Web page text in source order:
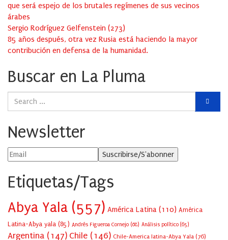
que será espejo de los brutales regímenes de sus vecinos
árabes
Sergio Rodríguez Gelfenstein (273)
85 años después, otra vez Rusia está haciendo la mayor
contribución en defensa de la humanidad.
Buscar en La Pluma
Newsletter
Etiquetas/Tags
Abya Yala (557) América Latina (110) América
Latina-Abya yala (85) Andrés Figueroa Cornejo (68) Análisis político (65)
Argentina (147) Chile (146) Chile-America latina-Abya Yala (76)